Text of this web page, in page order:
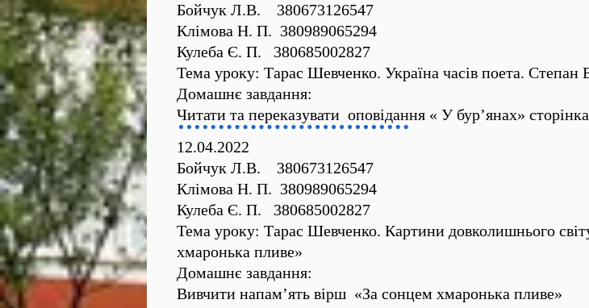
Бойчук Л.В. 380673126547
Клімова Н. П. 380989065294
Кулеба Є. П. 380685002827
Тема уроку: Тарас Шевченко. Україна часів поета. Степан
Домашнє завдання:
Читати та переказувати оповідання « У бур’янах»
12.04.2022
Бойчук Л.В. 380673126547
Клімова Н. П. 380989065294
Кулеба Є. П. 380685002827
Тема уроку: Тарас Шевченко. Картини довколишнього
хмаронька пливе»
Домашнє завдання:
Вивчити напам’ять вірш «За сонцем хмаронька пливе»